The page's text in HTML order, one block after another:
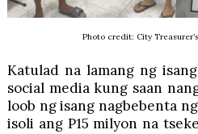
Photo credit: City
Katulad na lamang ng
social media kung saan
loob ng isang nagbebenta
isoli ang P15 milyon na